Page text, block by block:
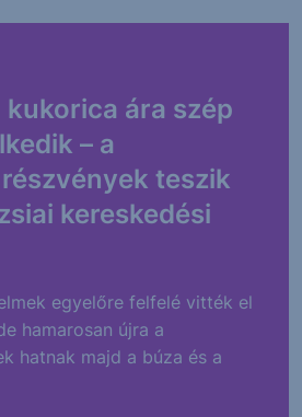
kukorica ára szép
– a
teszik
kereskedési
egyelőre felfelé vitték el
hamarosan újra a
hatnak majd a búza és a